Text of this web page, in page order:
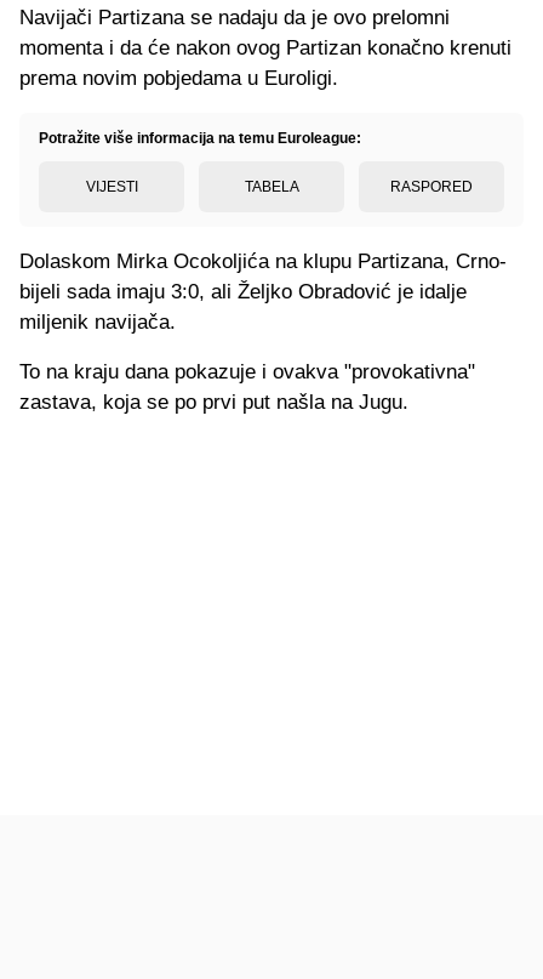
Navijači Partizana se nadaju da je ovo prelomni
momenta i da će nakon ovog Partizan konačno krenuti
prema novim pobjedama u Euroligi.
Potražite više informacija na temu Euroleague:
VIJESTI TABELA RASPORED
Dolaskom Mirka Ocokoljića na klupu Partizana, Crno-
bijeli sada imaju 3:0, ali Željko Obradović je idalje
miljenik navijača.
To na kraju dana pokazuje i ovakva "provokativna"
zastava, koja se po prvi put našla na Jugu.